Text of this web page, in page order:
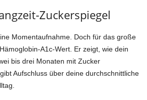
Zuckerspiegel
Momentaufnahme. Doch für das große
A1c-Wert. Er zeigt, wie dein
bis drei Monaten mit Zucker
Aufschluss über deine durchschnittliche